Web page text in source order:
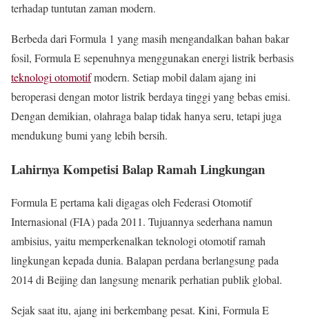
terhadap tuntutan zaman modern.
Berbeda dari Formula 1 yang masih mengandalkan bahan bakar
fosil, Formula E sepenuhnya menggunakan energi listrik berbasis
teknologi otomotifmodern. Setiap mobil dalam ajang ini
beroperasi dengan motor listrik berdaya tinggi yang bebas emisi.
Dengan demikian, olahraga balap tidak hanya seru, tetapi juga
mendukung bumi yang lebih bersih.
Lahirnya Kompetisi Balap Ramah Lingkungan
Formula E pertama kali digagas oleh Federasi Otomotif
Internasional (FIA) pada 2011. Tujuannya sederhana namun
ambisius, yaitu memperkenalkan teknologi otomotif ramah
lingkungan kepada dunia. Balapan perdana berlangsung pada
2014 di Beijing dan langsung menarik perhatian publik global.
Sejak saat itu, ajang ini berkembang pesat. Kini, Formula E